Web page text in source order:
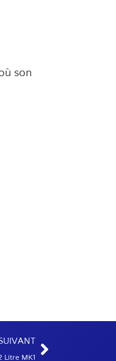
son
Litre MK1